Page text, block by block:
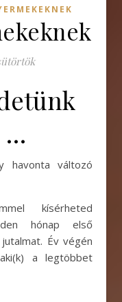
…
kísérheted
hónap első
Év végén
a legtöbbet